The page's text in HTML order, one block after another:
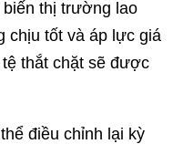
biến thị trường lao
chịu tốt và áp lực giá
thắt chặt sẽ được
điều chỉnh lại kỳ